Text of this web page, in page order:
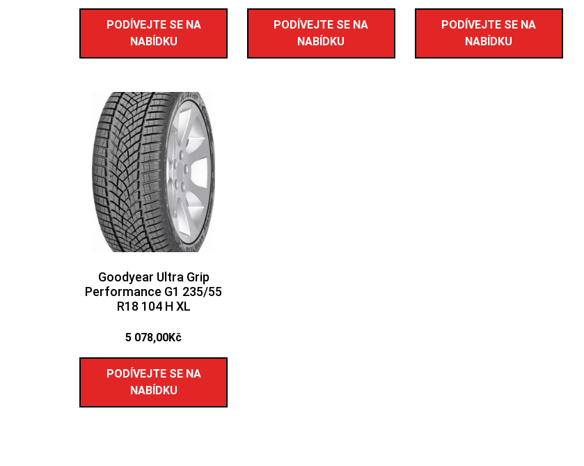
PODÍVEJTE SE NA
NABÍDKU
PODÍVEJTE SE NA
NABÍDKU
PODÍVEJTE SE NA
NABÍDKU
Goodyear Ultra Grip
Performance G1 235/55
R18 104 H XL
5 078,00Kč
PODÍVEJTE SE NA
NABÍDKU